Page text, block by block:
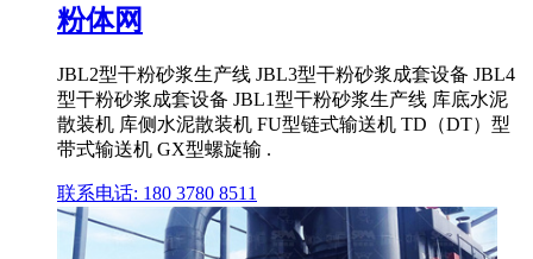
粉体网
JBL2型干粉砂浆生产线 JBL3型干粉砂浆成套设备 JBL4
型干粉砂浆成套设备 JBL1型干粉砂浆生产线 库底水泥
散装机 库侧水泥散装机 FU型链式输送机 TD（DT）型
带式输送机 GX型螺旋输 .
联系电话: 180 3780 8511